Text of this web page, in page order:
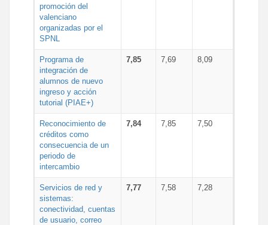
promoción del
valenciano
organizadas por el
SPNL
Programa de
integración de
alumnos de nuevo
ingreso y acción
tutorial (PIAE+)
7,85 7,69 8,09
Reconocimiento de
créditos como
consecuencia de un
periodo de
intercambio
7,84 7,85 7,50
Servicios de red y
sistemas:
conectividad, cuentas
de usuario, correo
7,77 7,58 7,28